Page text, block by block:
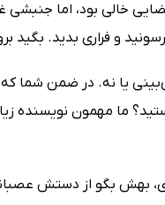
خالی بود، اما
و فراری بدید. بگید
یا نه. در ضمن شما که
ما مهمون نویسنده
بهش بگو از دستش